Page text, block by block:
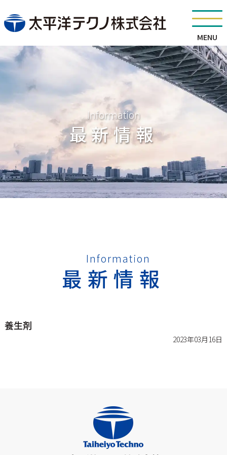
MENU
Information
最新情報
Information
最新情報
養生剤
2023年03月16日